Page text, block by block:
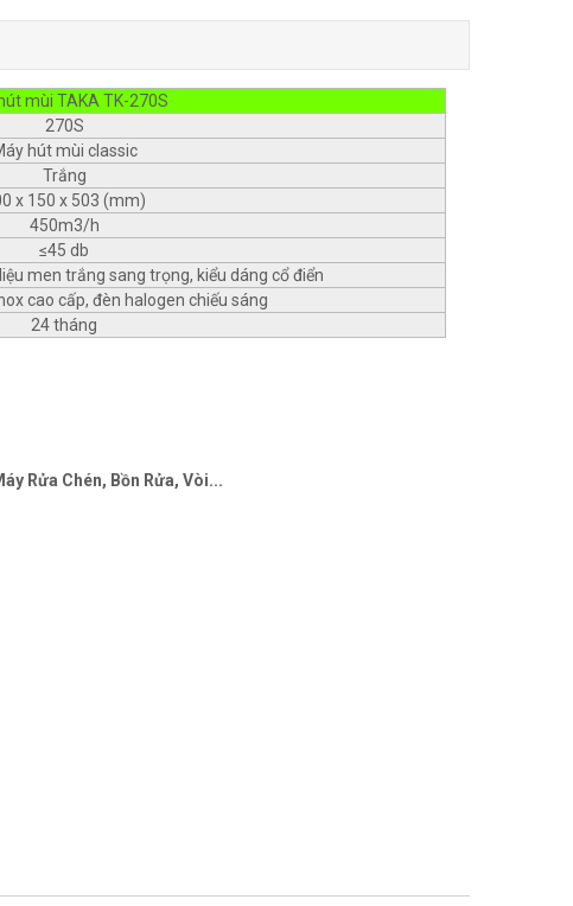
mùi TAKA TK-270S
270S
hút mùi classic
Trắng
x 150 x 503 (mm)
450m3/h
≤45 db
men trắng sang trọng, kiểu dáng cổ điển
cao cấp, đèn halogen chiếu sáng
24 tháng
Rửa Chén, Bồn Rửa, Vòi...